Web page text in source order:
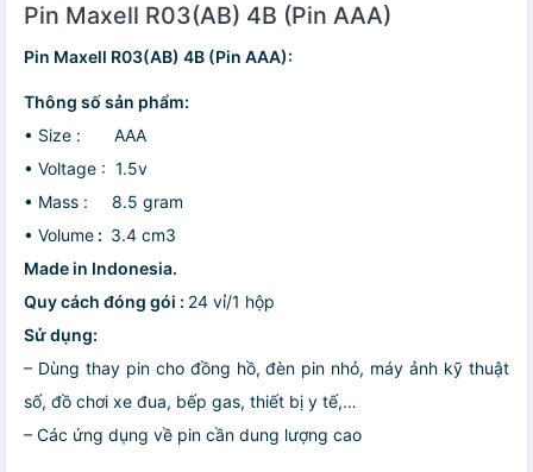
Pin Maxell R03(AB) 4B (Pin AAA)
Pin Maxell R03(AB) 4B (Pin AAA):
Thông số sản phẩm:
• Size : AAA
• Voltage : 1.5v
• Mass : 8.5 gram
• Volume : 3.4 cm3
Made in Indonesia.
Quy cách đóng gói : 24 vỉ/1 hộp
Sử dụng:
– Dùng thay pin cho đồng hồ, đèn pin nhỏ, máy ảnh kỹ thuật
số, đồ chơi xe đua, bếp gas, thiết bị y tế,…
– Các ứng dụng về pin cần dung lượng cao